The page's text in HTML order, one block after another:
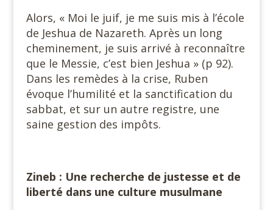
Alors, « Moi le juif, je me suis mis à l’école
de Jeshua de Nazareth. Après un long
cheminement, je suis arrivé à reconnaître
que le Messie, c’est bien Jeshua » (p 92).
Dans les remèdes à la crise, Ruben
évoque l’humilité et la sanctification du
sabbat, et sur un autre registre, une
saine gestion des impôts.
Zineb : Une recherche de justesse et de
liberté dans une culture musulmane